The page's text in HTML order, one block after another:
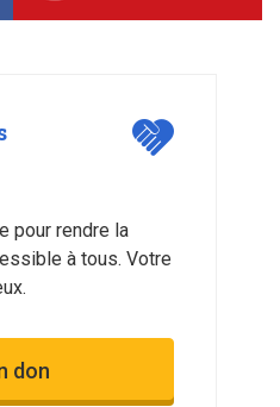
pour rendre la
à tous. Votre
don